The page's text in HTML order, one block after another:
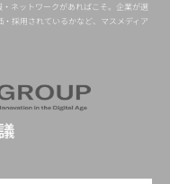
ネットワークがあればこそ。企業が選
採用されているかなど、マスメディア